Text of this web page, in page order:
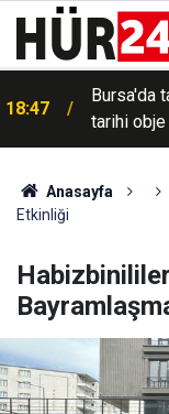
18:40 Çİn'de
Anasayfa
Etkinliği